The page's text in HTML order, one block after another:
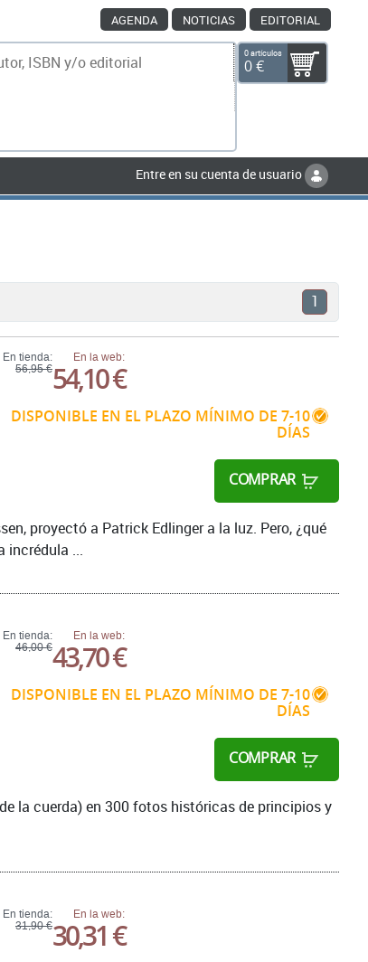
AGENDA NOTICIAS EDITORIAL
0 artículos
0 €
Entre en su cuenta de usuario
1
En tienda:
56,95 €
En la web:
54,10 €
DISPONIBLE EN EL PLAZO MÍNIMO DE 7-10
DÍAS
COMPRAR
proyectó a Patrick Edlinger a la luz. Pero, ¿qué
incrédula ...
En tienda:
46,00 €
En la web:
43,70 €
DISPONIBLE EN EL PLAZO MÍNIMO DE 7-10
DÍAS
COMPRAR
la cuerda) en 300 fotos históricas de principios y
En tienda:
31,90 €
En la web:
30,31 €